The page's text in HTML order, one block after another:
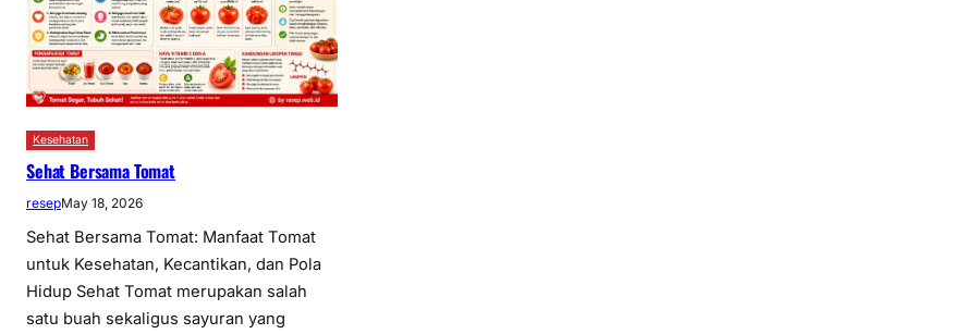
Kesehatan
Sehat Bersama Tomat
resepMay 18, 2026
Sehat Bersama Tomat: Manfaat Tomat
untuk Kesehatan, Kecantikan, dan Pola
Hidup Sehat Tomat merupakan salah
satu buah sekaligus sayuran yang